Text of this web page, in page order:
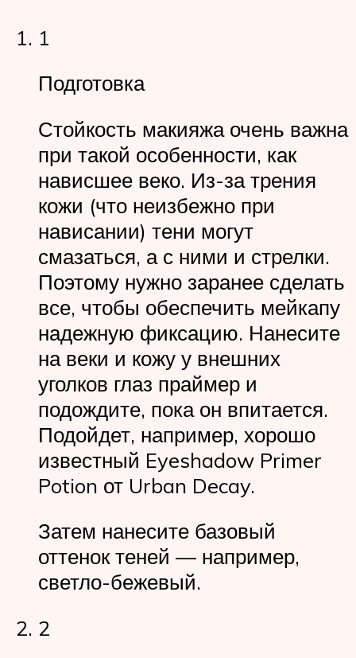
1
Подготовка
Стойкость макияжа очень важна
при такой особенности, как
нависшее веко. Из-за трения
кожи (что неизбежно при
нависании) тени могут
смазаться, а с ними и стрелки.
Поэтому нужно заранее сделать
все, чтобы обеспечить мейкапу
надежную фиксацию. Нанесите
на веки и кожу у внешних
уголков глаз праймер и
подождите, пока он впитается.
Подойдет, например, хорошо
известный Eyeshadow Primer
Potion от Urban Decay.
Затем нанесите базовый
оттенок теней — например,
светло-бежевый.
2